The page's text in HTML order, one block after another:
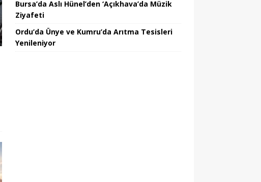
Bursa’da Aslı Hünel’den ‘Açıkhava’da Müzik
Ziyafeti
Ordu’da Ünye ve Kumru’da Arıtma Tesisleri
Yenileniyor